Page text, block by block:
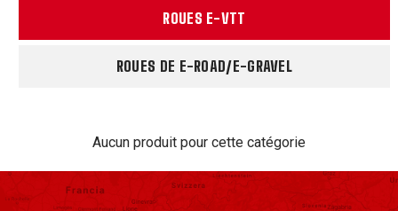
ROUES E-VTT
ROUES DE E-ROAD/E-GRAVEL
Aucun produit pour cette catégorie